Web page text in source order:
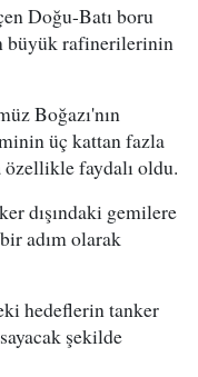
Doğu-Batı boru
büyük rafinerilerinin
Boğazı'nın
üç kattan fazla
özellikle faydalı oldu.
dışındaki gemilere
adım olarak
hedeflerin tanker
şekilde